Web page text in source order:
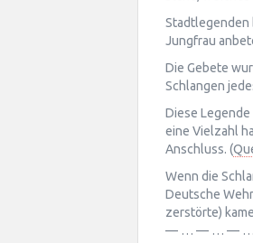
Stadtlegenden
Jungfrau
Die Gebete
Schlangen
Diese Legende
eine Vielzahl
Anschluss. (
Wenn die
Deutsche
zerstörte)
— … — … —